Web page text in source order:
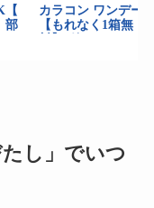
し」でいつ